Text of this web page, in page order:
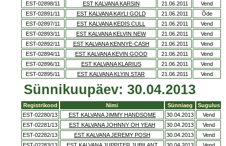
EST-02898/11
EST KALVANA KARSIN 21.06.2011
Vend
EST-02891/11
EST KALVANA KAYLI GOLD 21.06.2011
Õde
EST-02897/11
EST KALVANA KEDIS CULL 21.06.2011
Vend
EST-02893/11
EST KALVANA KELVIN NEW 21.06.2011
Vend
EST-02892/11
EST KALVANA KENNYE-CASH 21.06.2011
Vend
EST-02894/11
EST KALVANA KEVIN GOOD 21.06.2011
Vend
EST-02896/11
EST KALVANA KLARIUS 21.06.2011
Vend
EST-02895/11
EST KALVANA KLYIN STAR 21.06.2011 Vend
Sünnikuupäev: 30.04.2013
Registrikood Nimi Sünniaeg
Sugulus
EST-02280/13
EST KALVANA JIMMY HANDSOME 30.04.2013
Vend
EST-02281/13
EST KALVANA JOHNNY OH YEAH 30.04.2013
Vend
EST-02282/13
EST KALVANA JEREMY POSH 30.04.2013
Vend